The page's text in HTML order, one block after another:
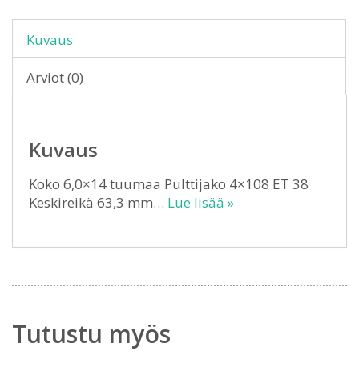
Kuvaus
Arviot (0)
Kuvaus
Koko 6,0×14 tuumaa Pulttijako 4×108 ET 38
Keskireikä 63,3 mm… Lue lisää »
Tutustu myös